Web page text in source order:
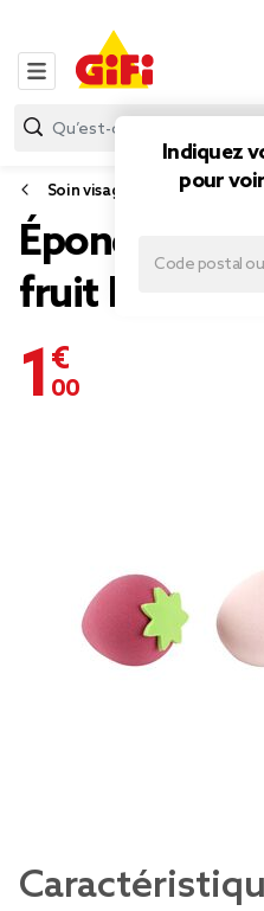
Indiquez
pour
Soin visage et corps
Éponge
fruit L15cm
1,00 €